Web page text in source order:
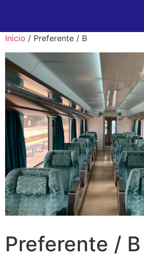
Inicio / Preferente / B
Preferente / B